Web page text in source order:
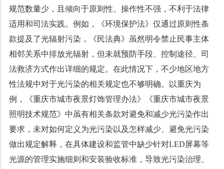
规范数量少，且倾向于原则性、操作性不强，不利于法律
适用和司法实践。例如，《环境保护法》仅通过原则性条
款提及了光辐射污染，《民法典》虽然明令禁止民事主体
相邻关系中排放光辐射，但未就预防手段、控制途径、司
法救济方式作出详细的规定。在此情况下，不少地区地方
性法规中对于光污染的相关规定也不够明确。以重庆为
例，《重庆市城市夜景灯饰管理办法》《重庆市城市夜景
照明技术规范》中虽有相关条款对避免和减少光污染作出
要求，未对如何定义为光污染以及怎样减少、避免光污染
做出规定解释，在具体建设和监管中缺少针对LED屏幕等
光源的管理实施细则和安装验收标准，导致光污染治理、